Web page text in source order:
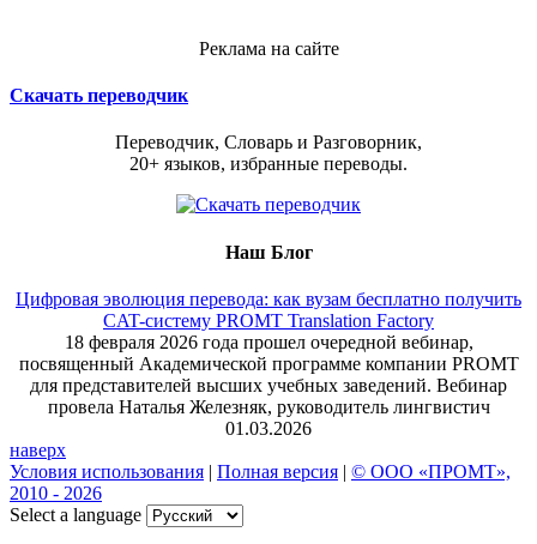
Реклама на сайте
Скачать переводчик
Переводчик, Словарь и Разговорник,
20+ языков, избранные переводы.
Наш Блог
Цифровая эволюция перевода: как вузам бесплатно получить
CAT-систему PROMT Translation Factory
18 февраля 2026 года прошел очередной вебинар,
посвященный Академической программе компании PROMT
для представителей высших учебных заведений. Вебинар
провела Наталья Железняк, руководитель лингвистич
01.03.2026
наверх
Условия использования | Полная версия | © ООО «ПРОМТ»,
2010 - 2026
Select a language